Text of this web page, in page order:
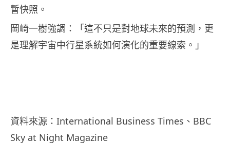
暫快照。
岡崎一樹強調：「這不只是對地球未來的預測，更
是理解宇宙中行星系統如何演化的重要線索。」
資料來源：International Business Times、BBC
Sky at Night Magazine